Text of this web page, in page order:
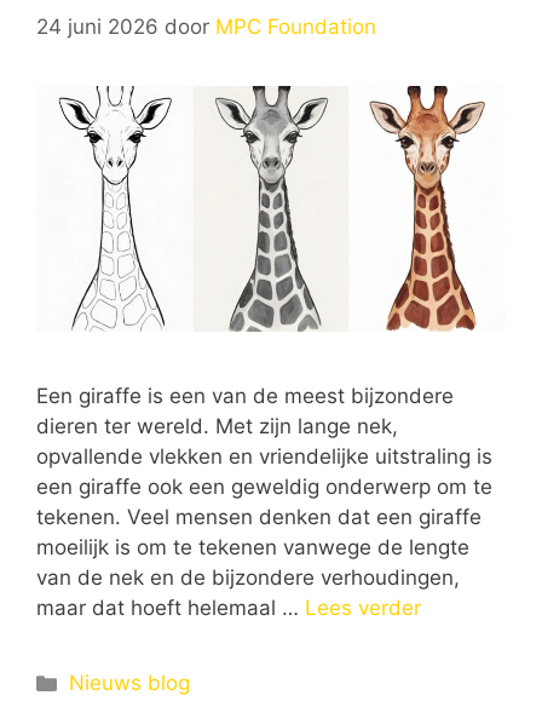
24 juni 2026 door MPC Foundation
Een giraffe is een van de meest bijzondere
dieren ter wereld. Met zijn lange nek,
opvallende vlekken en vriendelijke uitstraling is
een giraffe ook een geweldig onderwerp om te
tekenen. Veel mensen denken dat een giraffe
moeilijk is om te tekenen vanwege de lengte
van de nek en de bijzondere verhoudingen,
maar dat hoeft helemaal … Lees verder
Categorieën
Nieuws blog